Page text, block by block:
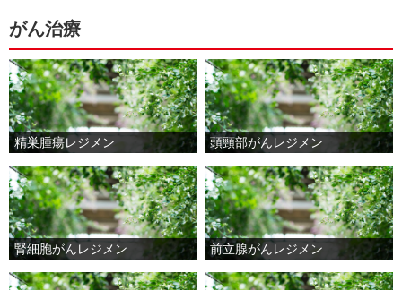
がん治療
精巣腫瘍レジメン 頭頸部がんレジメン
腎細胞がんレジメン 前立腺がんレジメン